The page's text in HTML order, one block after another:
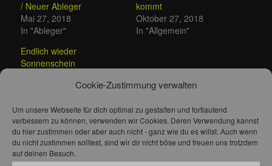
Cookie-Zustimmung verwalten
Um unsere Webseite für dich optimal zu gestalten und fortlaufend
verbessern zu können, verwenden wir Cookies. Deren Verwendung kannst
du hier zustimmen oder aber auch nicht - ganz wie du es willst. Auch wenn
du nicht zustimmen solltest, sind wir dir nicht böse und freuen uns trotzdem
auf deinen Besuch.
/ Neuer Ableger
Mai 27, 2018
In "Ableger"
kommt
Oktober 27, 2018
In "Allgemein"
Endlich wieder
Sonnenschein
Dieser Eintrag wurde veröffentlicht in AllgemeinvonPeter.
Permanenter Link des Eintrags .